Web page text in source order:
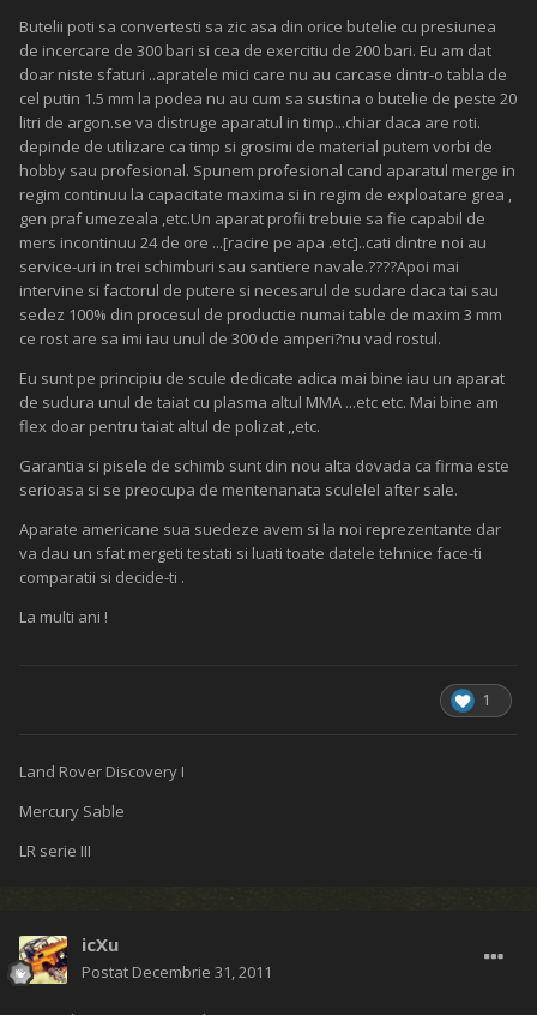
Butelii poti sa convertesti sa zic asa din orice butelie cu presiunea
de incercare de 300 bari si cea de exercitiu de 200 bari. Eu am dat
doar niste sfaturi ..apratele mici care nu au carcase dintr-o tabla de
cel putin 1.5 mm la podea nu au cum sa sustina o butelie de peste 20
litri de argon.se va distruge aparatul in timp...chiar daca are roti.
depinde de utilizare ca timp si grosimi de material putem vorbi de
hobby sau profesional. Spunem profesional cand aparatul merge in
regim continuu la capacitate maxima si in regim de exploatare grea ,
gen praf umezeala ,etc.Un aparat profii trebuie sa fie capabil de
mers incontinuu 24 de ore ...[racire pe apa .etc]..cati dintre noi au
service-uri in trei schimburi sau santiere navale.????Apoi mai
intervine si factorul de putere si necesarul de sudare daca tai sau
sedez 100% din procesul de productie numai table de maxim 3 mm
ce rost are sa imi iau unul de 300 de amperi?nu vad rostul.
Eu sunt pe principiu de scule dedicate adica mai bine iau un aparat
de sudura unul de taiat cu plasma altul MMA ...etc etc. Mai bine am
flex doar pentru taiat altul de polizat ,,etc.
Garantia si pisele de schimb sunt din nou alta dovada ca firma este
serioasa si se preocupa de mentenanata sculelel after sale.
Aparate americane sua suedeze avem si la noi reprezentante dar
va dau un sfat mergeti testati si luati toate datele tehnice face-ti
comparatii si decide-ti .
La multi ani !
1
Land Rover Discovery I
Mercury Sable
LR serie III
icXu
Postat Decembrie 31, 2011